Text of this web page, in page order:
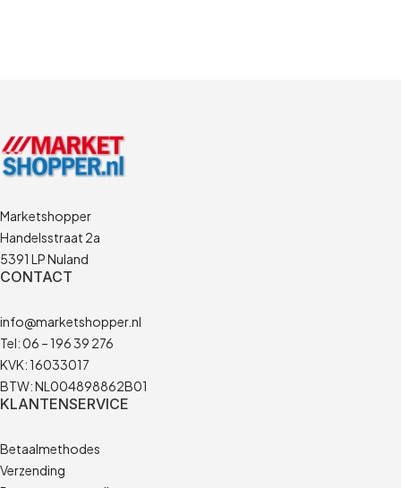
Marketshopper
Handelsstraat 2a
5391 LP Nuland
CONTACT
info@marketshopper.nl
Tel: 06 – 196 39 276
KVK: 16033017
BTW: NL004898862B01
KLANTENSERVICE
Betaalmethodes
Verzending